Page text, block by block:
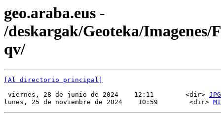
geo.araba.eus -
/deskargak/Geoteka/Imagenes/
qv/
[Al directorio principal]
viernes, 28 de junio de 2024    12:11        <dir> JPG
lunes, 25 de noviembre de 2024    10:59        <dir>